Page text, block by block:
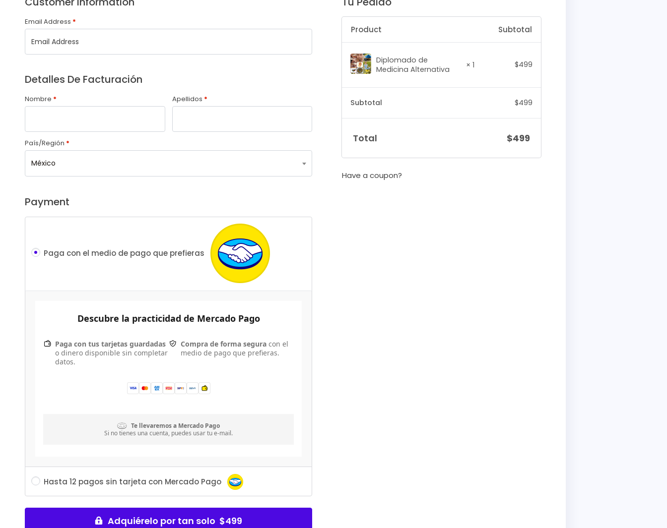
Email Address *
Detalles De Facturación
Nombre * Apellidos *
País/Región *
México
Payment
Paga con el medio de pago que prefieras
Descubre la practicidad de Mercado Pago
Paga con tus tarjetas guardadas
o dinero disponible sin completar
datos.
Compra de forma seguracon el
medio de pago que prefieras.
Te llevaremos a Mercado Pago
Si no tienes una cuenta, puedes usar tu e-mail.
Hasta 12 pagos sin tarjeta con Mercado Pago
Adquiérelo por tan solo $499
Product Subtotal
Diplomado de
Medicina Alternativa
× 1 $499
Subtotal $499
Total $499
Have a coupon?